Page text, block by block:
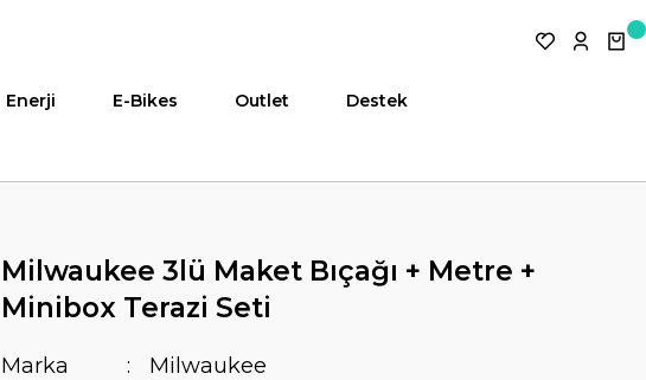
Enerji E-Bikes Outlet Destek
Milwaukee 3lü Maket Bıçağı + Metre +
Minibox Terazi Seti
Marka
Milwaukee